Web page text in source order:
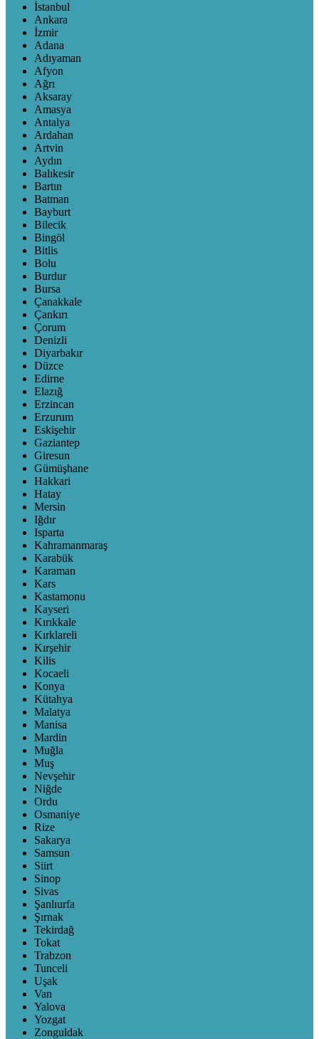
İstanbul
Ankara
İzmir
Adana
Adıyaman
Afyon
Ağrı
Aksaray
Amasya
Antalya
Ardahan
Artvin
Aydın
Balıkesir
Bartın
Batman
Bayburt
Bilecik
Bingöl
Bitlis
Bolu
Burdur
Bursa
Çanakkale
Çankırı
Çorum
Denizli
Diyarbakır
Düzce
Edirne
Elazığ
Erzincan
Erzurum
Eskişehir
Gaziantep
Giresun
Gümüşhane
Hakkari
Hatay
Mersin
Iğdır
Isparta
Kahramanmaraş
Karabük
Karaman
Kars
Kastamonu
Kayseri
Kırıkkale
Kırklareli
Kırşehir
Kilis
Kocaeli
Konya
Kütahya
Malatya
Manisa
Mardin
Muğla
Muş
Nevşehir
Niğde
Ordu
Osmaniye
Rize
Sakarya
Samsun
Siirt
Sinop
Sivas
Şanlıurfa
Şırnak
Tekirdağ
Tokat
Trabzon
Tunceli
Uşak
Van
Yalova
Yozgat
Zonguldak